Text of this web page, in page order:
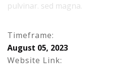
pulvinar. sed magna.
Timeframe:
August 05, 2023
Website Link: